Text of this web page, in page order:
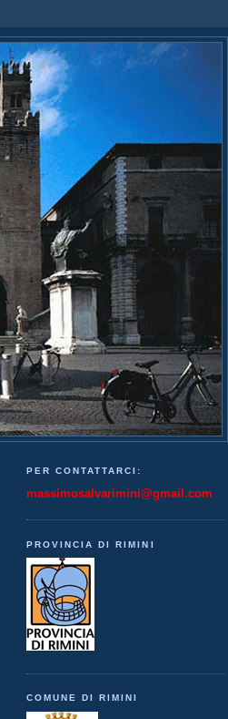
PER CONTATTARCI:
massimosalvarimini@gmail.com
PROVINCIA DI RIMINI
COMUNE DI RIMINI